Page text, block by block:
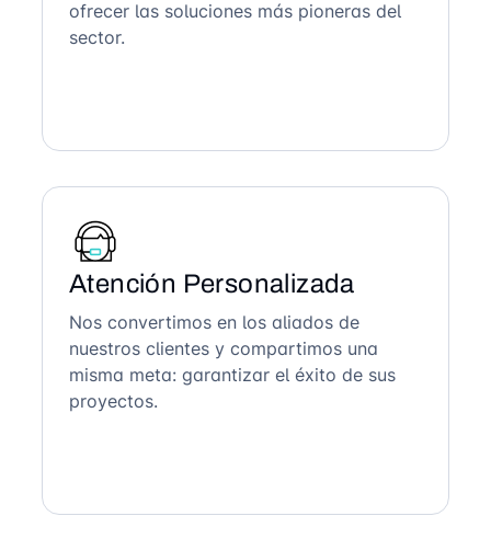
ofrecer las soluciones más pioneras del
sector.
Atención Personalizada
Nos convertimos en los aliados de
nuestros clientes y compartimos una
misma meta: garantizar el éxito de sus
proyectos.